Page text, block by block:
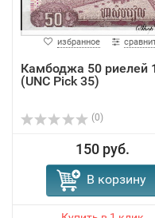
избранное
Камбоджа 50 риелей
(UNC Pick 35)
(0)
150 руб.
В корзину